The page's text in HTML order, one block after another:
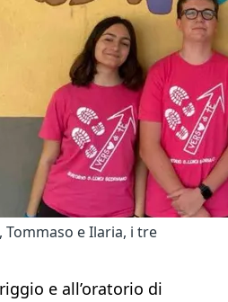
Tommaso e Ilaria, i tre
e all’oratorio di